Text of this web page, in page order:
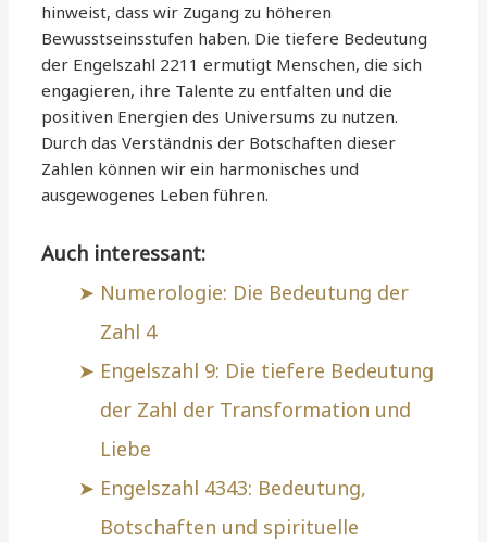
hinweist, dass wir Zugang zu höheren
Bewusstseinsstufen haben. Die tiefere Bedeutung
der Engelszahl 2211 ermutigt Menschen, die sich
engagieren, ihre Talente zu entfalten und die
positiven Energien des Universums zu nutzen.
Durch das Verständnis der Botschaften dieser
Zahlen können wir ein harmonisches und
ausgewogenes Leben führen.
Auch interessant:
Numerologie: Die Bedeutung der
Zahl 4
Engelszahl 9: Die tiefere Bedeutung
der Zahl der Transformation und
Liebe
Engelszahl 4343: Bedeutung,
Botschaften und spirituelle